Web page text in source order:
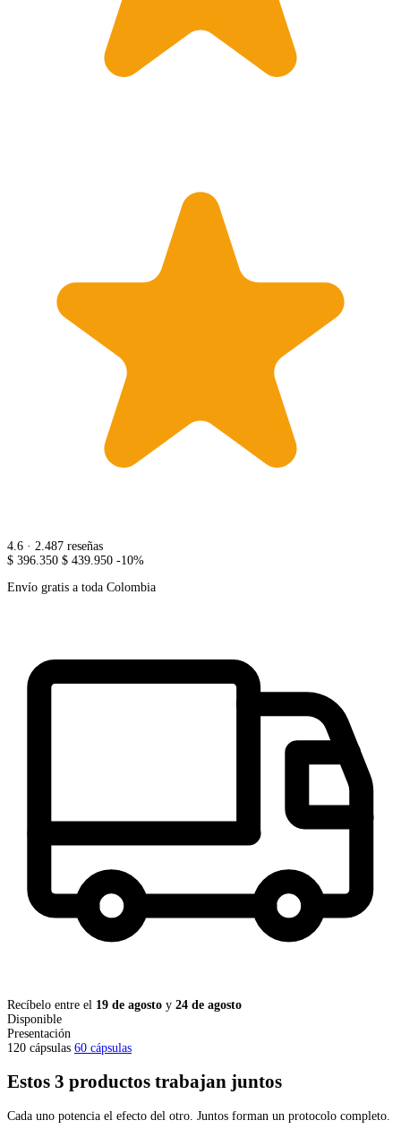
4.6 · 2.487 reseñas
$ 396.350 $ 439.950 -10%
Envío gratis a toda Colombia
Recíbelo entre el 19 de agosto y 24 de agosto
Disponible
Presentación
120 cápsulas 60 cápsulas
Estos 3 productos trabajan juntos
Cada uno potencia el efecto del otro. Juntos forman un protocolo completo.